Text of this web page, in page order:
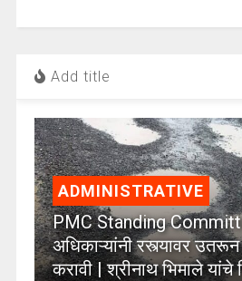
Add title
ADMINISTRATIVE
PMC Standing
अधिकाऱ्यांनी रस्त्यावर
करावी | श्रीनाथ भिमाले यांचे